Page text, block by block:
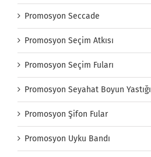
Promosyon Seccade
Promosyon Seçim Atkısı
Promosyon Seçim Fuları
Promosyon Seyahat Boyun Yastığı
Promosyon Şifon Fular
Promosyon Uyku Bandı